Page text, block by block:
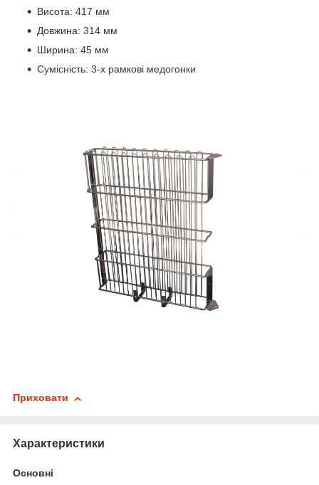
Висота: 417 мм
Довжина: 314 мм
Ширина: 45 мм
Сумісність: 3-х рамкові медогонки
Приховати
Характеристики
Основні